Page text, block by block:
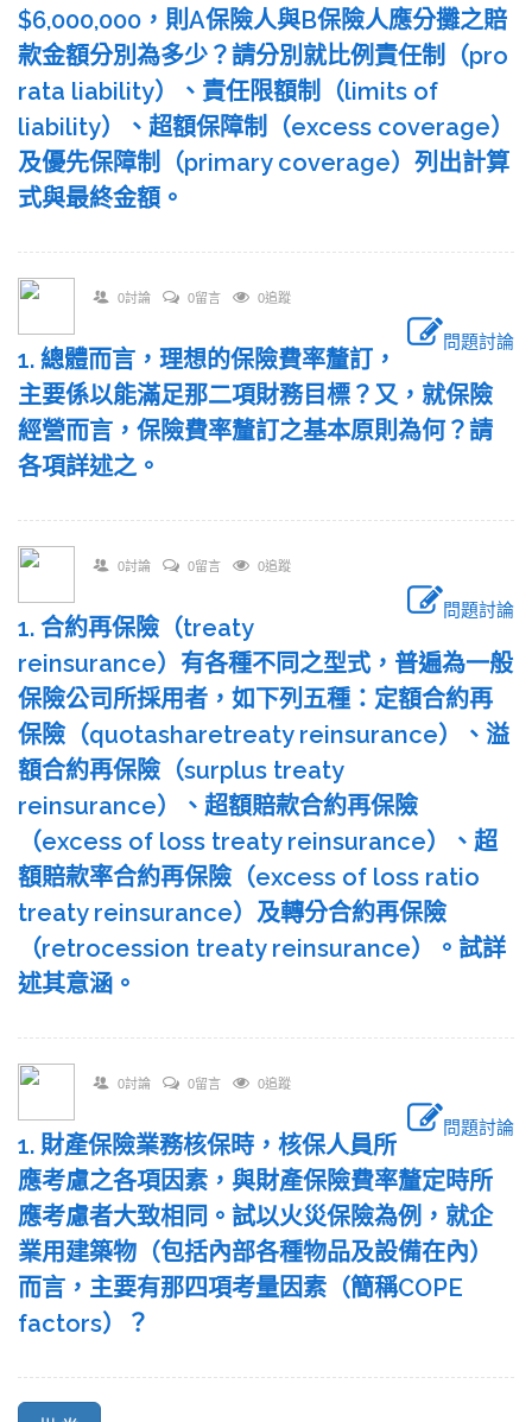
$6,000,000，則A保險人與B保險人應分攤之賠
款金額分別為多少？請分別就比例責任制（pro
rata liability）、責任限額制（limits of
liability）、超額保障制（excess coverage）
及優先保障制（primary coverage）列出計算
式與最終金額。
0討論 0留言 0追蹤
問題討論
1. 總體而言，理想的保險費率釐訂，
主要係以能滿足那二項財務目標？又，就保險
經營而言，保險費率釐訂之基本原則為何？請
各項詳述之。
0討論 0留言 0追蹤
問題討論
1. 合約再保險（treaty
reinsurance）有各種不同之型式，普遍為一般
保險公司所採用者，如下列五種：定額合約再
保險（quotasharetreaty reinsurance）、溢
額合約再保險（surplus treaty
reinsurance）、超額賠款合約再保險
（excess of loss treaty reinsurance）、超
額賠款率合約再保險（excess of loss ratio
treaty reinsurance）及轉分合約再保險
（retrocession treaty reinsurance）。試詳
述其意涵。
0討論 0留言 0追蹤
問題討論
1. 財產保險業務核保時，核保人員所
應考慮之各項因素，與財產保險費率釐定時所
應考慮者大致相同。試以火災保險為例，就企
業用建築物（包括內部各種物品及設備在內）
而言，主要有那四項考量因素（簡稱COPE
factors）？